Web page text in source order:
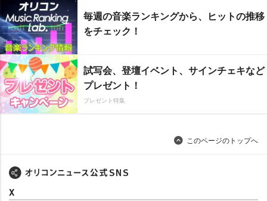
毎週の音楽ランキングから、ヒットの推移
をチェック！
試写会、登壇イベント、サインチェキなど
プレゼント！
プレゼント特集
このページのトップへ
X